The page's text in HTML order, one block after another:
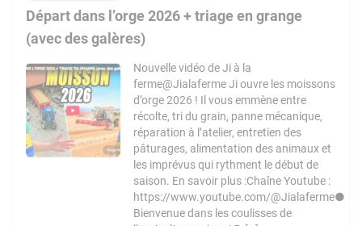
Départ dans l’orge 2026 + triage en grange
(avec des galères)
Nouvelle vidéo de Ji à la
ferme@Jialaferme Ji ouvre les moissons
d’orge 2026 ! Il vous emmène entre
récolte, tri du grain, panne mécanique,
réparation à l’atelier, entretien des
pâturages, alimentation des animaux et
les imprévus qui rythment le début de
saison. En savoir plus :Chaîne Youtube :
https://www.youtube.com/@Jialaferme●
Bienvenue dans les coulisses de